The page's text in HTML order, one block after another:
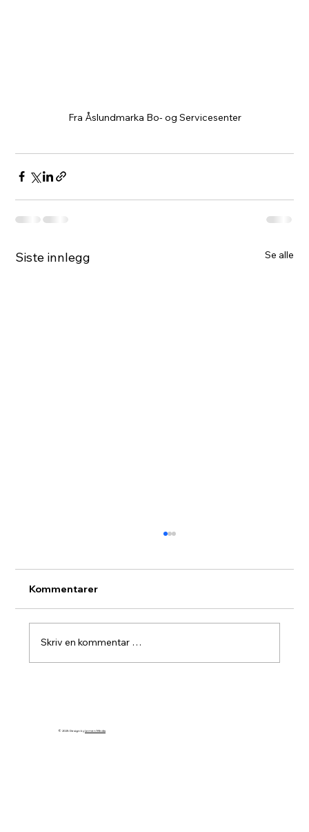
Fra Åslundmarka Bo- og Servicesenter
Siste innlegg Se alle
Modumheimen
Kommentarer
Skriv en kommentar …
© 2025 Design byLemen Media